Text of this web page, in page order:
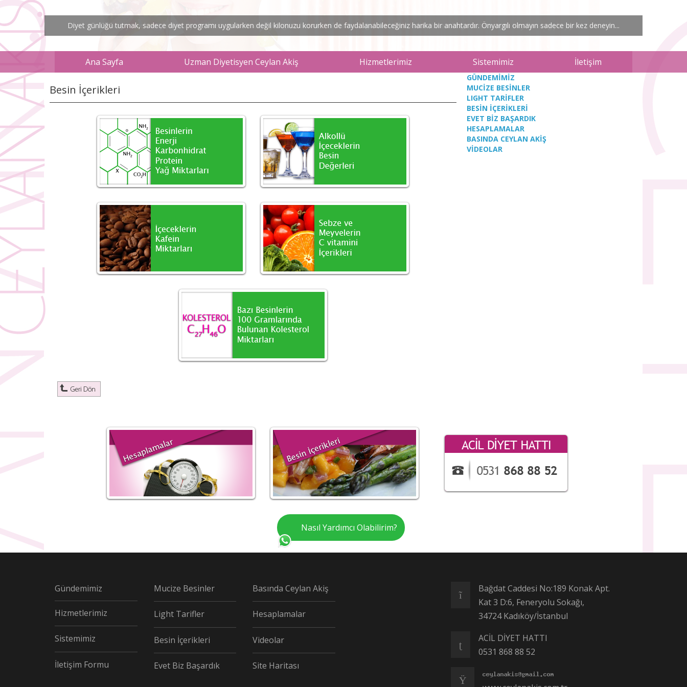
Diyet günlüğü tutmak, sadece diyet programı uygularken değil kilonuzu korurken de faydalanabileceğiniz harika bir anahtardır. Önyargılı olmayın sadece bir kez deneyin...
Ana Sayfa Uzman Diyetisyen Ceylan Akiş Hizmetlerimiz Sistemimiz İletişim
Besin İçerikleri
GÜNDEMİMİZ
MUCİZE BESİNLER
LIGHT TARİFLER
BESİN İÇERİKLERİ
EVET BİZ BAŞARDIK
HESAPLAMALAR
BASINDA CEYLAN AKİŞ
VİDEOLAR
Nasıl Yardımcı Olabilirim?
Gündemimiz
Hizmetlerimiz
Sistemimiz
İletişim Formu
Mucize Besinler
Light Tarifler
Besin İçerikleri
Evet Biz Başardık
Basında Ceylan Akiş
Hesaplamalar
Videolar
Site Haritası
Bağdat Caddesi No:189 Konak Apt.
Kat 3 D:6, Feneryolu Sokağı,
34724 Kadıköy/İstanbul
ACİL DİYET HATTI
0531 868 88 52